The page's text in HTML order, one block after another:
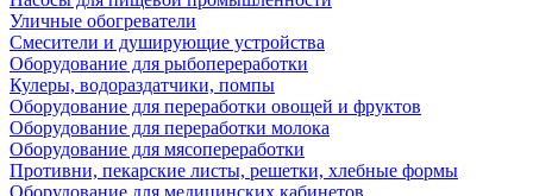
Уличные обогреватели
Смесители и душирующие устройства
Оборудование для рыбопереработки
Кулеры, водораздатчики, помпы
Оборудование для переработки овощей и фруктов
Оборудование для переработки молока
Оборудование для мясопереработки
Противни, пекарские листы, решетки, хлебные формы
Оборудование для медицинских кабинетов